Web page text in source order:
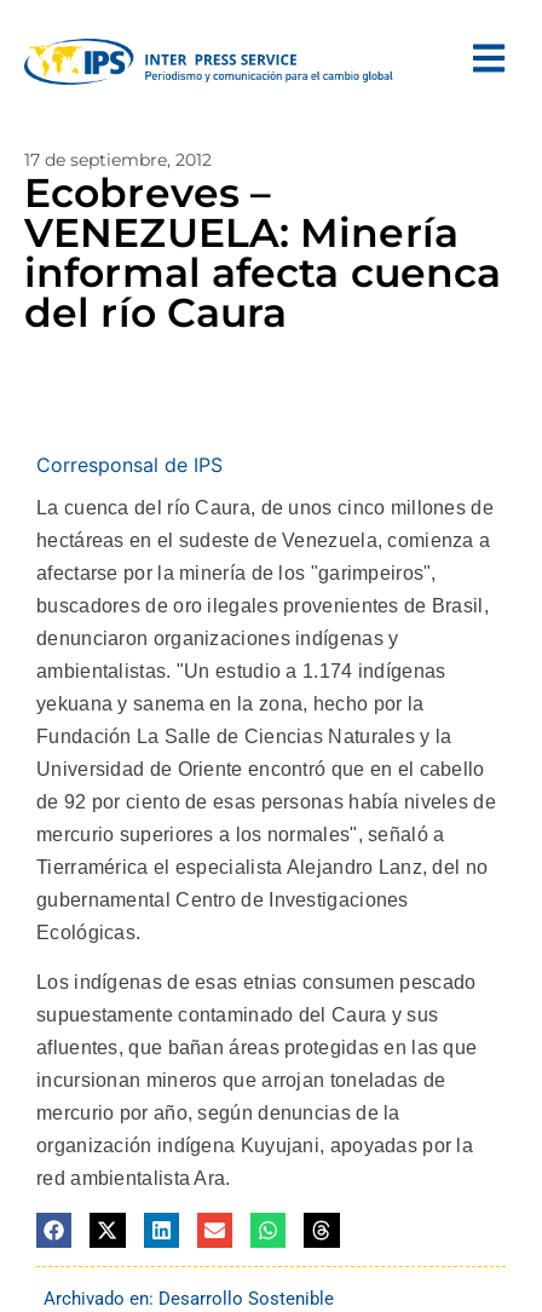
17 de septiembre, 2012
Ecobreves –
VENEZUELA: Minería
informal afecta cuenca
del río Caura
Corresponsal de IPS
La cuenca del río Caura, de unos cinco millones de
hectáreas en el sudeste de Venezuela, comienza a
afectarse por la minería de los "garimpeiros",
buscadores de oro ilegales provenientes de Brasil,
denunciaron organizaciones indígenas y
ambientalistas. "Un estudio a 1.174 indígenas
yekuana y sanema en la zona, hecho por la
Fundación La Salle de Ciencias Naturales y la
Universidad de Oriente encontró que en el cabello
de 92 por ciento de esas personas había niveles de
mercurio superiores a los normales", señaló a
Tierramérica el especialista Alejandro Lanz, del no
gubernamental Centro de Investigaciones
Ecológicas.
Los indígenas de esas etnias consumen pescado
supuestamente contaminado del Caura y sus
afluentes, que bañan áreas protegidas en las que
incursionan mineros que arrojan toneladas de
mercurio por año, según denuncias de la
organización indígena Kuyujani, apoyadas por la
red ambientalista Ara.
Archivado en: Desarrollo Sostenible